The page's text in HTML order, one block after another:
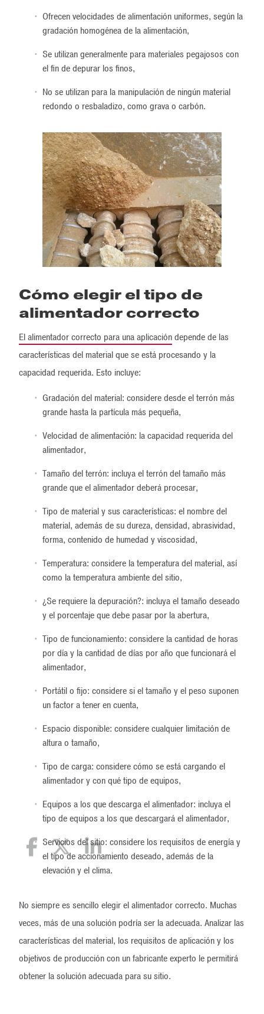
Ofrecen velocidades de alimentación uniformes, según la
gradación homogénea de la alimentación,
Se utilizan generalmente para materiales pegajosos con
el fin de depurar los finos,
No se utilizan para la manipulación de ningún material
redondo o resbaladizo, como grava o carbón.
Cómo elegir el tipo de
alimentador correcto
El alimentador correcto para una aplicacióndepende de las
características del material que se está procesando y la
capacidad requerida. Esto incluye:
Gradación del material: considere desde el terrón más
grande hasta la partícula más pequeña,
Velocidad de alimentación: la capacidad requerida del
alimentador,
Tamaño del terrón: incluya el terrón del tamaño más
grande que el alimentador deberá procesar,
Tipo de material y sus características: el nombre del
material, además de su dureza, densidad, abrasividad,
forma, contenido de humedad y viscosidad,
Temperatura: considere la temperatura del material, así
como la temperatura ambiente del sitio,
¿Se requiere la depuración?: incluya el tamaño deseado
y el porcentaje que debe pasar por la abertura,
Tipo de funcionamiento: considere la cantidad de horas
por día y la cantidad de días por año que funcionará el
alimentador,
Portátil o fijo: considere si el tamaño y el peso suponen
un factor a tener en cuenta,
Espacio disponible: considere cualquier limitación de
altura o tamaño,
Tipo de carga: considere cómo se está cargando el
alimentador y con qué tipo de equipos,
Equipos a los que descarga el alimentador: incluya el
tipo de equipos a los que descargará el alimentador,
Servicios del sitio: considere los requisitos de energía y
el tipo de accionamiento deseado, además de la
elevación y el clima.
No siempre es sencillo elegir el alimentador correcto. Muchas
veces, más de una solución podría ser la adecuada. Analizar las
características del material, los requisitos de aplicación y los
objetivos de producción con un fabricante experto le permitirá
obtener la solución adecuada para su sitio.